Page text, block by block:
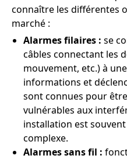
connaître les différentes
marché :
Alarmes filaires : se
câbles connectant les
mouvement, etc.) à
informations et
sont connues pour
vulnérables aux
installation est
complexe.
Alarmes sans fil :